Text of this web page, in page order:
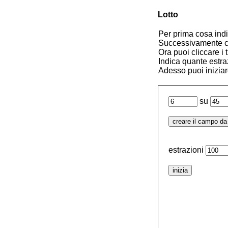
Lotto
Per prima cosa
Successivamente
Ora puoi cliccare i
Indica quante
Adesso puoi
su
estrazioni